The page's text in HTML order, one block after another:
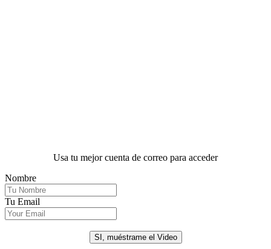
Usa tu mejor cuenta de correo para acceder
Nombre
Tu Email
SI, muéstrame el Video